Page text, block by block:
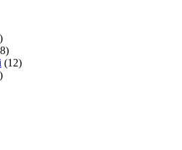
(12)